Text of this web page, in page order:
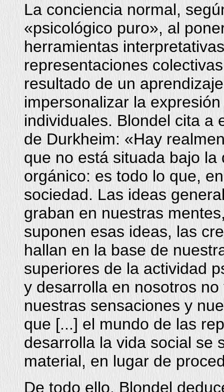
La conciencia normal,
«psicológico puro», al
herramientas
representaciones
resultado de un
impersonalizar la
individuales. Blondel cita a
de Durkheim: «Hay
que no está situada bajo
orgánico: es todo lo que,
sociedad. Las ideas
graban en nuestras
suponen esas ideas, las
hallan en la base de
superiores de la actividad
y desarrolla en nosotros
nuestras sensaciones y
que [...] el mundo de las
desarrolla la vida social se
material, en lugar de
De todo ello, Blondel